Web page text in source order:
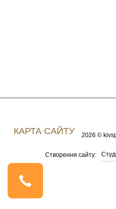
КАРТА САЙТУ 2026 ©
Створення сайту: